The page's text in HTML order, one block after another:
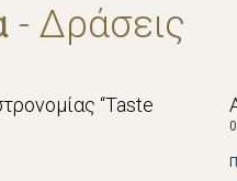
- Δράσεις
“Taste